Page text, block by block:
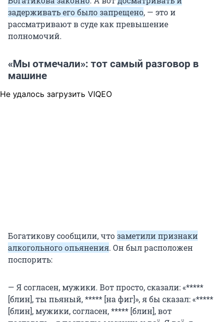
задерживать его было запрещено, — это и
рассматривают в суде как превышение
полномочий.
«Мы отмечали»: тот самый разговор в
машине
Не удалось загрузить VIQEO
Богатикову сообщили, чтозаметили признаки
алкогольного опьянения. Он был расположен
поспорить:
— Я согласен, мужики. Вот просто, сказали: «*****
[блин], ты пьяный, ***** [на фиг]», я бы сказал: «*****
[блин], мужики, согласен, ***** [блин], вот